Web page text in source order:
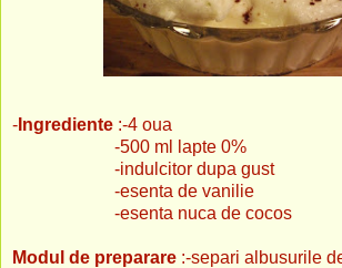
- Ingrediente :-4 oua
-500 ml lapte 0%
-indulcitor dupa gust
-esenta de vanilie
-esenta nuca de cocos
Modul de preparare :-separi albusurile